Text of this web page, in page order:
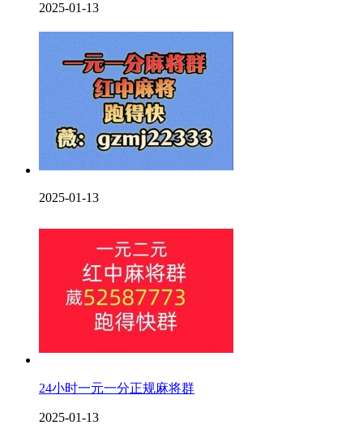
2025-01-13
2025-01-13
24小时一元一分正规麻将群
2025-01-13